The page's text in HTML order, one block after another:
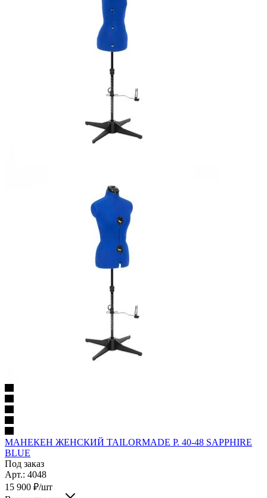
МАНЕКЕН ЖЕНСКИЙ TAILORMADE Р. 40-48 SAPPHIRE
BLUE
Под заказ
Арт.: 4048
15 900 ₽/шт